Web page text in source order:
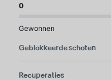
0
Gewonnen
Geblokkeerde schoten
Recuperaties